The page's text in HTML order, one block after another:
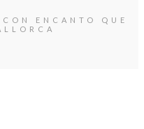
ENCANTO QUE